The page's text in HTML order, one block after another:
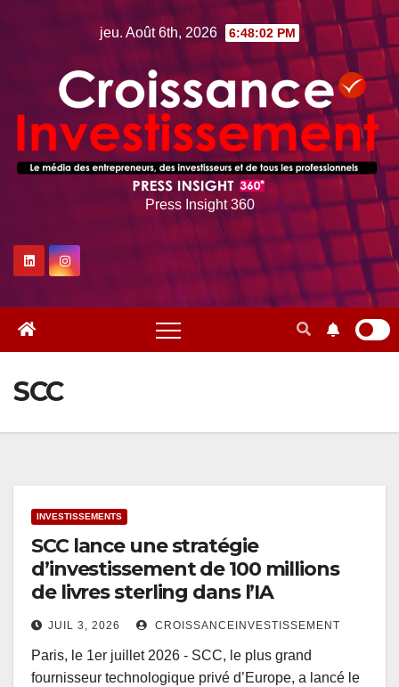
jeu. Août 6th, 2026 6:48:03 PM
Press Insight 360
SCC
INVESTISSEMENTS
SCC lance une stratégie
d’investissement de 100 millions
de livres sterling dans l’IA
JUIL 3, 2026 CROISSANCEINVESTISSEMENT
Paris, le 1er juillet 2026 - SCC, le plus grand
fournisseur technologique privé d’Europe, a lancé le